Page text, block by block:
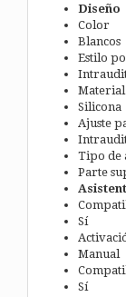
Diseño
Color
Blancos
Estilo
Silicona
Ajuste
Tipo de
Parte
Sí
Manual
Sí